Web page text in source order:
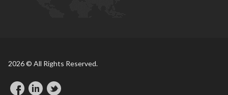
2026 © All Rights Reserved.